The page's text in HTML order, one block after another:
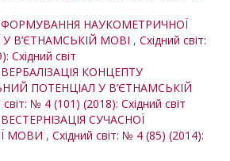
ФОРМУВАННЯ НАУКОМЕТРИЧНОЇ
У В’ЄТНАМСЬКІЙ МОВІ , Східний світ:
Східний світ
ВЕРБАЛІЗАЦІЯ КОНЦЕПТУ
ПОТЕНЦІАЛ У В’ЄТНАМСЬКІЙ
світ: № 4 (101) (2018): Східний світ
ВЕСТЕРНІЗАЦІЯ СУЧАСНОЇ
МОВИ , Східний світ: № 4 (85) (2014):